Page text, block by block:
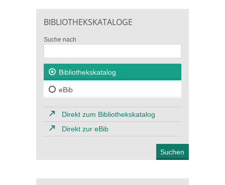
BIBLIOTHEKSKATALOGE
Suche nach
Bibliothekskatalog
eBib
Direkt zum Bibliothekskatalog
Direkt zur eBib